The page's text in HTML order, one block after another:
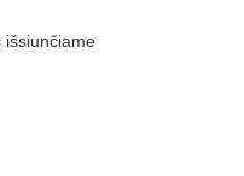
išsiunčiame